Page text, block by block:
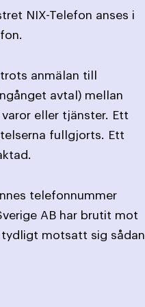
NIX-Telefon anses i
anmälan till
avtal) mellan
eller tjänster. Ett
fullgjorts. Ett
telefonnummer
AB har brutit mot
tydligt motsatt sig sådan